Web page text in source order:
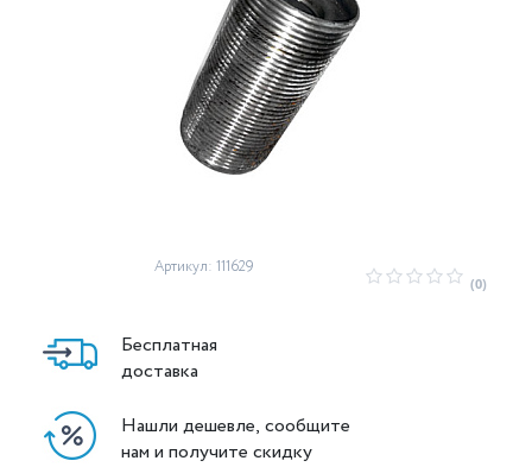
Артикул: 111629
(0)
Бесплатная
доставка
Нашли дешевле, сообщите
нам и получите скидку